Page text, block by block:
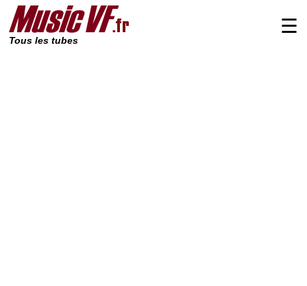
Tous les tubes
☰